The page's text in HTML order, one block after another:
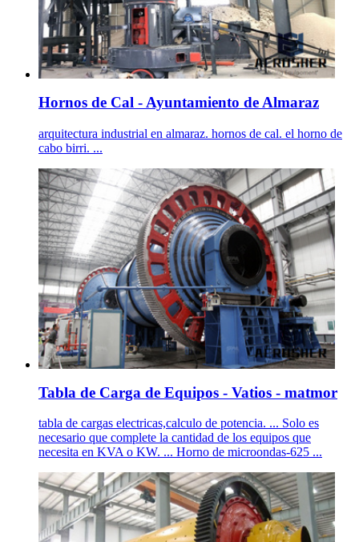
Hornos de Cal - Ayuntamiento de Almaraz
arquitectura industrial en almaraz. hornos de cal. el horno de
cabo birri. ...
Tabla de Carga de Equipos - Vatios - matmor
tabla de cargas electricas,calculo de potencia. ... Solo es
necesario que complete la cantidad de los equipos que
necesita en KVA o KW. ... Horno de microondas-625 ...